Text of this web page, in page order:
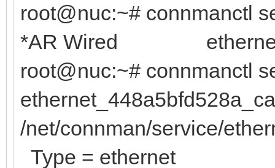
root@nuc:~# connmanctl
*AR Wired
root@nuc:~# connmanctl
/net/connman/service/
Type = ethernet